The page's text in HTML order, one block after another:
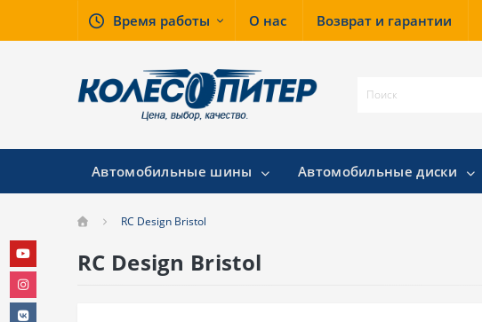
Время работы О нас Возврат и гарантии
Автомобильные шины Автомобильные диски
RC Design Bristol
RC Design Bristol